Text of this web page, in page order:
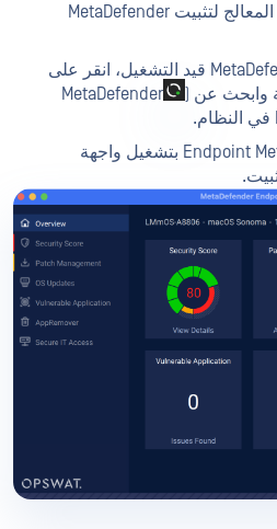
اتبع التعليمات الموجودة على المعالج لتثبيت MetaDefender
للتأكد من أن MetaDefender Endpoint قيد التشغيل، انقر على
وابحث عن (
MetaDefender
ستقومEndpoint MetaDefender Endpoint بتشغيل واجهة